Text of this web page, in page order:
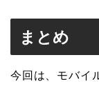
まとめ
今回は、モバイ